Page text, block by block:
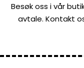
Besøk oss i vår
avtale. Kontakt